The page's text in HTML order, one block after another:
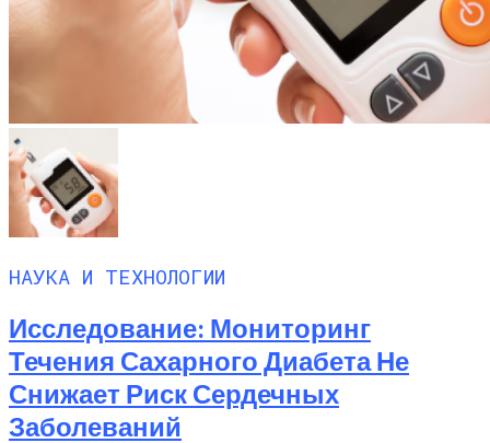
НАУКА И ТЕХНОЛОГИИ
Исследование: Мониторинг
Течения Сахарного Диабета Не
Снижает Риск Сердечных
Заболеваний